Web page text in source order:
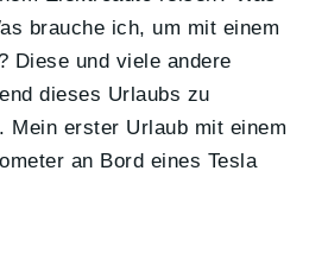
brauche ich, um mit einem
Diese und viele andere
dieses Urlaubs zu
Mein erster Urlaub mit einem
an Bord eines Tesla